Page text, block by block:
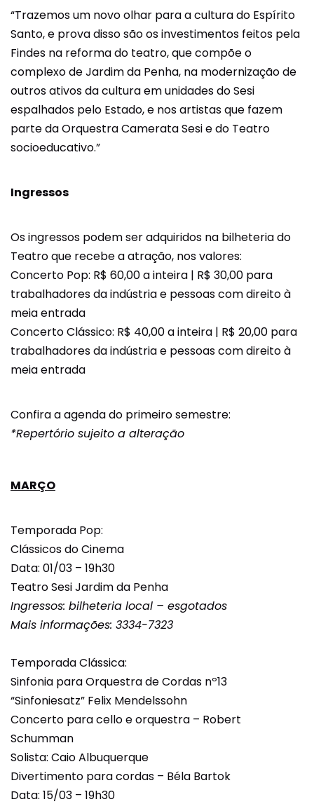
“Trazemos um novo olhar para a cultura do Espírito
Santo, e prova disso são os investimentos feitos pela
Findes na reforma do teatro, que compõe o
complexo de Jardim da Penha, na modernização de
outros ativos da cultura em unidades do Sesi
espalhados pelo Estado, e nos artistas que fazem
parte da Orquestra Camerata Sesi e do Teatro
socioeducativo.”
Ingressos
Os ingressos podem ser adquiridos na bilheteria do
Teatro que recebe a atração, nos valores:
Concerto Pop: R$ 60,00 a inteira | R$ 30,00 para
trabalhadores da indústria e pessoas com direito à
meia entrada
Concerto Clássico: R$ 40,00 a inteira | R$ 20,00 para
trabalhadores da indústria e pessoas com direito à
meia entrada
Confira a agenda do primeiro semestre:
*Repertório sujeito a alteração
MARÇO
Temporada Pop:
Clássicos do Cinema
Data: 01/03 – 19h30
Teatro Sesi Jardim da Penha
Ingressos: bilheteria local – esgotados
Mais informações: 3334-7323
Temporada Clássica:
Sinfonia para Orquestra de Cordas nº13
“Sinfoniesatz” Felix Mendelssohn
Concerto para cello e orquestra – Robert
Schumman
Solista: Caio Albuquerque
Divertimento para cordas – Béla Bartok
Data: 15/03 – 19h30